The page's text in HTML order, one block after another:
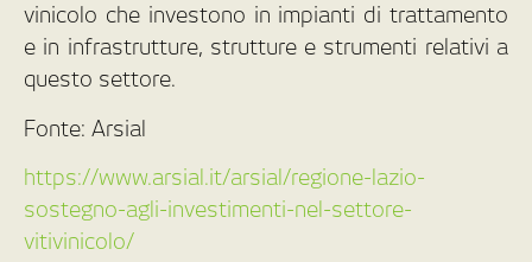
vinicolo che investono in impianti di trattamento
e in infrastrutture, strutture e strumenti relativi a
questo settore.
Fonte: Arsial
https://www.arsial.it/arsial/regione-lazio-
sostegno-agli-investimenti-nel-settore-
vitivinicolo/